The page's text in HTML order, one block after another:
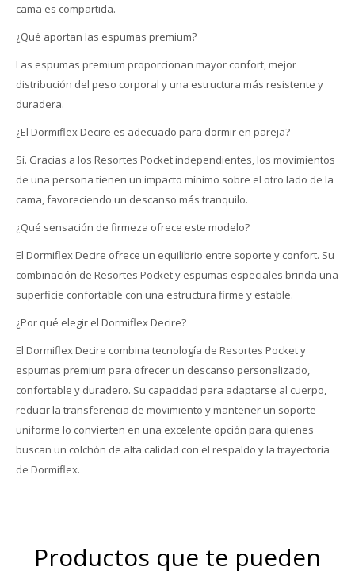
cama es compartida.
¿Qué aportan las espumas premium?
Las espumas premium proporcionan mayor confort, mejor
distribución del peso corporal y una estructura más resistente y
duradera.
¿El Dormiflex Decire es adecuado para dormir en pareja?
Sí. Gracias a los Resortes Pocket independientes, los movimientos
de una persona tienen un impacto mínimo sobre el otro lado de la
cama, favoreciendo un descanso más tranquilo.
¿Qué sensación de firmeza ofrece este modelo?
El Dormiflex Decire ofrece un equilibrio entre soporte y confort. Su
combinación de Resortes Pocket y espumas especiales brinda una
superficie confortable con una estructura firme y estable.
¿Por qué elegir el Dormiflex Decire?
El Dormiflex Decire combina tecnología de Resortes Pocket y
espumas premium para ofrecer un descanso personalizado,
confortable y duradero. Su capacidad para adaptarse al cuerpo,
reducir la transferencia de movimiento y mantener un soporte
uniforme lo convierten en una excelente opción para quienes
buscan un colchón de alta calidad con el respaldo y la trayectoria
de Dormiflex.
Productos que te pueden